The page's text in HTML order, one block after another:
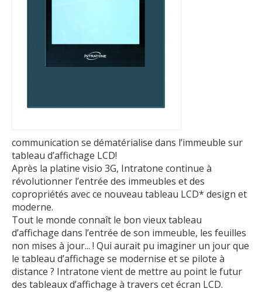
communication se dématérialise dans l’immeuble sur
tableau d’affichage LCD!
Après la platine visio 3G, Intratone continue à
révolutionner l’entrée des immeubles et des
copropriétés avec ce nouveau tableau LCD* design et
moderne.
Tout le monde connaît le bon vieux tableau
d’affichage dans l’entrée de son immeuble, les feuilles
non mises à jour... ! Qui aurait pu imaginer un jour que
le tableau d’affichage se modernise et se pilote à
distance ? Intratone vient de mettre au point le futur
des tableaux d’affichage à travers cet écran LCD.